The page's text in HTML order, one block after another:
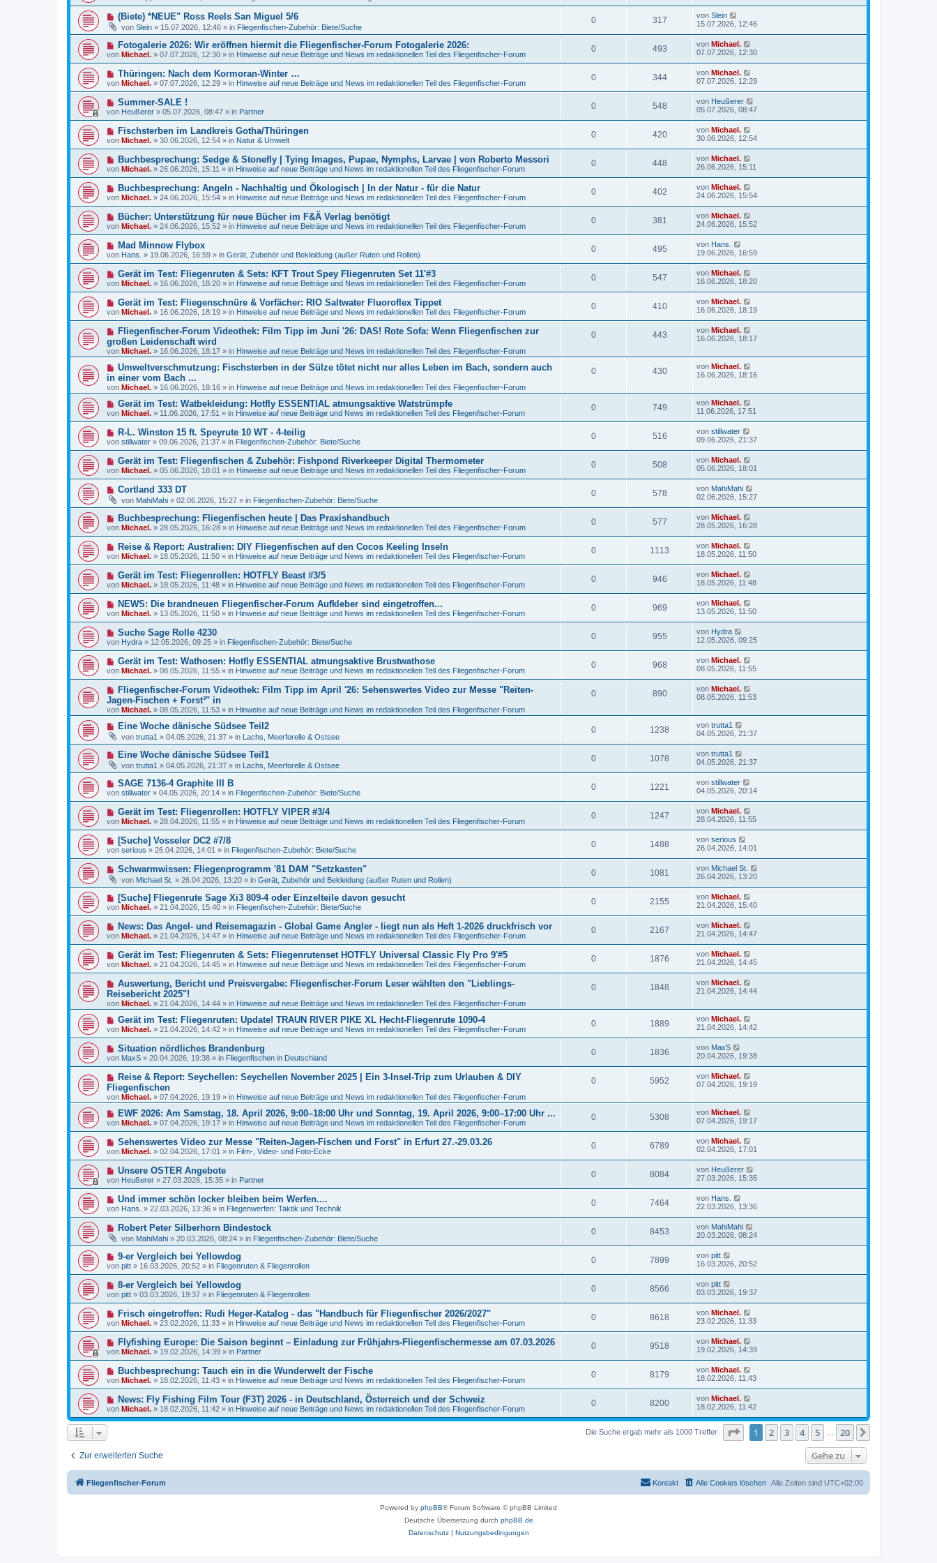
e
t
r
a
g
u
B
e
t
r
a
N
e
u
e
B
e
t
r
a
g
(Biete) *NEUE" Ross Reels San Miguel 5/6
von Slein » 15.07.2026, 12:46 » in Fliegenfischen-Zubehör: Biete/Suche
0 317 von Slein
15.07.2026, 12:46
N
e
u
e
B
e
t
r
a
g
Fotogalerie 2026: Wir eröffnen hiermit die Fliegenfischer-Forum Fotogalerie 2026:
von Michael. » 07.07.2026, 12:30 » in Hinweise auf neue Beiträge und News im redaktionellen Teil des Fliegenfischer-Forum
0 493 von Michael.
07.07.2026, 12:30
N
e
u
e
B
e
t
r
a
g
Thüringen: Nach dem Kormoran-Winter …
von Michael. » 07.07.2026, 12:29 » in Hinweise auf neue Beiträge und News im redaktionellen Teil des Fliegenfischer-Forum
0 344 von Michael.
07.07.2026, 12:29
N
e
u
e
B
e
t
r
a
g
Summer-SALE !
von Heußerer » 05.07.2026, 08:47 » in Partner
0 548 von Heußerer
05.07.2026, 08:47
N
e
u
e
B
e
t
r
a
g
Fischsterben im Landkreis Gotha/Thüringen
von Michael. » 30.06.2026, 12:54 » in Natur & Umwelt
0 420 von Michael.
30.06.2026, 12:54
N
e
u
e
B
e
t
r
a
g
Buchbesprechung: Sedge & Stonefly | Tying Images, Pupae, Nymphs, Larvae | von Roberto Messori
von Michael. » 26.06.2026, 15:11 » in Hinweise auf neue Beiträge und News im redaktionellen Teil des Fliegenfischer-Forum
0 448 von Michael.
26.06.2026, 15:11
N
e
u
e
B
e
t
r
a
g
Buchbesprechung: Angeln - Nachhaltig und Ökologisch | In der Natur - für die Natur
von Michael. » 24.06.2026, 15:54 » in Hinweise auf neue Beiträge und News im redaktionellen Teil des Fliegenfischer-Forum
0 402 von Michael.
24.06.2026, 15:54
N
e
u
e
B
e
t
r
a
g
Bücher: Unterstützung für neue Bücher im F&Ä Verlag benötigt
von Michael. » 24.06.2026, 15:52 » in Hinweise auf neue Beiträge und News im redaktionellen Teil des Fliegenfischer-Forum
0 381 von Michael.
24.06.2026, 15:52
N
e
u
B
e
t
r
a
g
Mad Minnow Flybox
von Hans. » 19.06.2026, 16:59 » in Gerät, Zubehör und Bekleidung (außer Ruten und Rollen)
0 495 von Hans.
19.06.2026, 16:59
N
e
u
B
e
t
r
a
g
Gerät im Test: Fliegenruten & Sets: KFT Trout Spey Fliegenruten Set 11'#3
von Michael. » 16.06.2026, 18:20 » in Hinweise auf neue Beiträge und News im redaktionellen Teil des Fliegenfischer-Forum
0 547 von Michael.
16.06.2026, 18:20
N
e
u
e
B
e
i
r
a
g
Gerät im Test: Fliegenschnüre & Vorfächer: RIO Saltwater Fluoroflex Tippet
von Michael. » 16.06.2026, 18:19 » in Hinweise auf neue Beiträge und News im redaktionellen Teil des Fliegenfischer-Forum
0 410 von Michael.
16.06.2026, 18:19
N
u
e
B
e
i
t
a
g
Fliegenfischer-Forum Videothek: Film Tipp im Juni '26: DAS! Rote Sofa: Wenn Fliegenfischen zur
großen Leidenschaft wird
von Michael. » 16.06.2026, 18:17 » in Hinweise auf neue Beiträge und News im redaktionellen Teil des Fliegenfischer-Forum
0 443 von Michael.
16.06.2026, 18:17
N
u
e
B
e
i
r
a
g
Umweltverschmutzung: Fischsterben in der Sülze tötet nicht nur alles Leben im Bach, sondern auch
in einer vom Bach ...
von Michael. » 16.06.2026, 18:16 » in Hinweise auf neue Beiträge und News im redaktionellen Teil des Fliegenfischer-Forum
0 430 von Michael.
16.06.2026, 18:16
N
e
u
e
B
e
t
r
a
g
Gerät im Test: Watbekleidung: Hotfly ESSENTIAL atmungsaktive Watstrümpfe
von Michael. » 11.06.2026, 17:51 » in Hinweise auf neue Beiträge und News im redaktionellen Teil des Fliegenfischer-Forum
0 749 von Michael.
11.06.2026, 17:51
N
e
u
B
e
t
r
a
g
R-L. Winston 15 ft. Speyrute 10 WT - 4-teilig
von stillwater » 09.06.2026, 21:37 » in Fliegenfischen-Zubehör: Biete/Suche
0 516 von stillwater
09.06.2026, 21:37
N
e
u
B
e
t
r
a
g
Gerät im Test: Fliegenfischen & Zubehör: Fishpond Riverkeeper Digital Thermometer
von Michael. » 05.06.2026, 18:01 » in Hinweise auf neue Beiträge und News im redaktionellen Teil des Fliegenfischer-Forum
0 508 von Michael.
05.06.2026, 18:01
N
u
e
B
e
t
r
a
g
Cortland 333 DT
von MahiMahi » 02.06.2026, 15:27 » in Fliegenfischen-Zubehör: Biete/Suche
0 578 von MahiMahi
02.06.2026, 15:27
N
e
u
e
B
e
t
r
a
g
Buchbesprechung: Fliegenfischen heute | Das Praxishandbuch
von Michael. » 28.05.2026, 16:28 » in Hinweise auf neue Beiträge und News im redaktionellen Teil des Fliegenfischer-Forum
0 577 von Michael.
28.05.2026, 16:28
N
e
u
B
e
t
r
a
g
Reise & Report: Australien: DIY Fliegenfischen auf den Cocos Keeling Inseln
von Michael. » 18.05.2026, 11:50 » in Hinweise auf neue Beiträge und News im redaktionellen Teil des Fliegenfischer-Forum
0 1113 von Michael.
18.05.2026, 11:50
N
e
u
e
B
e
t
r
a
g
Gerät im Test: Fliegenrollen: HOTFLY Beast #3/5
von Michael. » 18.05.2026, 11:48 » in Hinweise auf neue Beiträge und News im redaktionellen Teil des Fliegenfischer-Forum
0 946 von Michael.
18.05.2026, 11:48
N
e
u
e
B
e
t
r
a
g
NEWS: Die brandneuen Fliegenfischer-Forum Aufkleber sind eingetroffen...
von Michael. » 13.05.2026, 11:50 » in Hinweise auf neue Beiträge und News im redaktionellen Teil des Fliegenfischer-Forum
0 969 von Michael.
13.05.2026, 11:50
N
e
u
B
e
t
r
a
g
Suche Sage Rolle 4230
von Hydra » 12.05.2026, 09:25 » in Fliegenfischen-Zubehör: Biete/Suche
0 955 von Hydra
12.05.2026, 09:25
N
e
u
e
B
e
i
r
a
g
Gerät im Test: Wathosen: Hotfly ESSENTIAL atmungsaktive Brustwathose
von Michael. » 08.05.2026, 11:55 » in Hinweise auf neue Beiträge und News im redaktionellen Teil des Fliegenfischer-Forum
0 968 von Michael.
08.05.2026, 11:55
N
u
e
B
e
i
r
a
g
Fliegenfischer-Forum Videothek: Film Tipp im April '26: Sehenswertes Video zur Messe "Reiten-
Jagen-Fischen + Forst³" in
von Michael. » 08.05.2026, 11:53 » in Hinweise auf neue Beiträge und News im redaktionellen Teil des Fliegenfischer-Forum
0 890 von Michael.
08.05.2026, 11:53
N
u
e
B
e
t
r
a
g
Eine Woche dänische Südsee Teil2
von trutta1 » 04.05.2026, 21:37 » in Lachs, Meerforelle & Ostsee
0 1238 von trutta1
04.05.2026, 21:37
N
u
e
B
e
t
r
a
g
Eine Woche dänische Südsee Teil1
von trutta1 » 04.05.2026, 21:37 » in Lachs, Meerforelle & Ostsee
0 1078 von trutta1
04.05.2026, 21:37
N
e
u
B
e
t
r
a
g
SAGE 7136-4 Graphite III B
von stillwater » 04.05.2026, 20:14 » in Fliegenfischen-Zubehör: Biete/Suche
0 1221 von stillwater
04.05.2026, 20:14
N
e
u
e
B
e
t
r
a
g
Gerät im Test: Fliegenrollen: HOTFLY VIPER #3/4
von Michael. » 28.04.2026, 11:55 » in Hinweise auf neue Beiträge und News im redaktionellen Teil des Fliegenfischer-Forum
0 1247 von Michael.
28.04.2026, 11:55
N
e
u
e
B
e
t
r
a
g
[Suche] Vosseler DC2 #7/8
von serious » 26.04.2026, 14:01 » in Fliegenfischen-Zubehör: Biete/Suche
0 1488 von serious
26.04.2026, 14:01
N
u
e
B
e
t
r
a
g
Schwarmwissen: Fliegenprogramm '81 DAM "Setzkasten"
von Michael St. » 26.04.2026, 13:20 » in Gerät, Zubehör und Bekleidung (außer Ruten und Rollen)
0 1081 von Michael St.
26.04.2026, 13:20
N
e
u
e
B
e
t
r
g
[Suche] Fliegenrute Sage Xi3 809-4 oder Einzelteile davon gesucht
von Michael. » 21.04.2026, 15:40 » in Fliegenfischen-Zubehör: Biete/Suche
0 2155 von Michael.
21.04.2026, 15:40
N
e
u
B
e
t
r
a
g
News: Das Angel- und Reisemagazin - Global Game Angler - liegt nun als Heft 1-2026 druckfrisch vor
von Michael. » 21.04.2026, 14:47 » in Hinweise auf neue Beiträge und News im redaktionellen Teil des Fliegenfischer-Forum
0 2167 von Michael.
21.04.2026, 14:47
N
e
u
B
e
i
r
a
g
Gerät im Test: Fliegenruten & Sets: Fliegenrutenset HOTFLY Universal Classic Fly Pro 9'#5
von Michael. » 21.04.2026, 14:45 » in Hinweise auf neue Beiträge und News im redaktionellen Teil des Fliegenfischer-Forum
0 1876 von Michael.
21.04.2026, 14:45
N
e
u
e
B
e
i
r
a
g
Auswertung, Bericht und Preisvergabe: Fliegenfischer-Forum Leser wählten den "Lieblings-
Reisebericht 2025"!
von Michael. » 21.04.2026, 14:44 » in Hinweise auf neue Beiträge und News im redaktionellen Teil des Fliegenfischer-Forum
0 1848 von Michael.
21.04.2026, 14:44
N
e
u
e
B
e
t
r
a
g
Gerät im Test: Fliegenruten: Update! TRAUN RIVER PIKE XL Hecht-Fliegenrute 1090-4
von Michael. » 21.04.2026, 14:42 » in Hinweise auf neue Beiträge und News im redaktionellen Teil des Fliegenfischer-Forum
0 1889 von Michael.
21.04.2026, 14:42
N
e
u
e
B
e
i
r
a
g
Situation nördliches Brandenburg
von MaxS » 20.04.2026, 19:38 » in Fliegenfischen in Deutschland
0 1836 von MaxS
20.04.2026, 19:38
N
e
u
e
B
e
i
r
a
g
Reise & Report: Seychellen: Seychellen November 2025 | Ein 3-Insel-Trip zum Urlauben & DIY
Fliegenfischen
von Michael. » 07.04.2026, 19:19 » in Hinweise auf neue Beiträge und News im redaktionellen Teil des Fliegenfischer-Forum
0 5952 von Michael.
07.04.2026, 19:19
N
e
u
e
B
e
t
r
a
g
EWF 2026: Am Samstag, 18. April 2026, 9:00–18:00 Uhr und Sonntag, 19. April 2026, 9:00–17:00 Uhr ...
von Michael. » 07.04.2026, 19:17 » in Hinweise auf neue Beiträge und News im redaktionellen Teil des Fliegenfischer-Forum
0 5308 von Michael.
07.04.2026, 19:17
N
e
u
e
B
e
t
r
a
g
Sehenswertes Video zur Messe "Reiten-Jagen-Fischen und Forst" in Erfurt 27.-29.03.26
von Michael. » 02.04.2026, 17:01 » in Film-, Video- und Foto-Ecke
0 6789 von Michael.
02.04.2026, 17:01
N
e
u
e
B
e
t
r
a
g
Unsere OSTER Angebote
von Heußerer » 27.03.2026, 15:35 » in Partner
0 8084 von Heußerer
27.03.2026, 15:35
N
e
u
e
B
e
t
r
a
g
Und immer schön locker bleiben beim Werfen....
von Hans. » 22.03.2026, 13:36 » in Fliegenwerfen: Taktik und Technik
0 7464 von Hans.
22.03.2026, 13:36
N
u
e
B
e
t
r
a
g
Robert Peter Silberhorn Bindestock
von MahiMahi » 20.03.2026, 08:24 » in Fliegenfischen-Zubehör: Biete/Suche
0 8453 von MahiMahi
20.03.2026, 08:24
N
e
u
e
B
e
t
r
a
g
9-er Vergleich bei Yellowdog
von pitt » 16.03.2026, 20:52 » in Fliegenruten & Fliegenrollen
0 7899 von pitt
16.03.2026, 20:52
N
e
u
e
B
e
t
r
a
g
8-er Vergleich bei Yellowdog
von pitt » 03.03.2026, 19:37 » in Fliegenruten & Fliegenrollen
0 8566 von pitt
03.03.2026, 19:37
N
e
u
e
B
e
t
r
a
g
Frisch eingetroffen: Rudi Heger-Katalog - das "Handbuch für Fliegenfischer 2026/2027"
von Michael. » 23.02.2026, 11:33 » in Hinweise auf neue Beiträge und News im redaktionellen Teil des Fliegenfischer-Forum
0 8618 von Michael.
23.02.2026, 11:33
N
e
u
e
B
e
t
r
a
Flyfishing Europe: Die Saison beginnt – Einladung zur Frühjahrs-Fliegenfischermesse am 07.03.2026
von Michael. » 19.02.2026, 14:39 » in Partner
0 9518 von Michael.
19.02.2026, 14:39
N
e
u
e
B
e
a
g
Buchbesprechung: Tauch ein in die Wunderwelt der Fische
von Michael. » 18.02.2026, 11:43 » in Hinweise auf neue Beiträge und News im redaktionellen Teil des Fliegenfischer-Forum
0 8179 von Michael.
18.02.2026, 11:43
N
e
u
e
i
r
a
News: Fly Fishing Film Tour (F3T) 2026 - in Deutschland, Österreich und der Schweiz
von Michael. » 18.02.2026, 11:42 » in Hinweise auf neue Beiträge und News im redaktionellen Teil des Fliegenfischer-Forum
0 8200 von Michael.
18.02.2026, 11:42
Die Suche ergab mehr als 1000 Treffer Seite von20
1 2 3 4 5 20
Zur erweiterten Suche Gehe zu
Fliegenfischer-Forum Alle Zeiten sind UTC+02:00
Alle Cookies löschen
Kontakt
Powered by phpBB® Forum Software © phpBB Limited
Deutsche Übersetzung durch phpBB.de
Datenschutz| Nutzungsbedingungen